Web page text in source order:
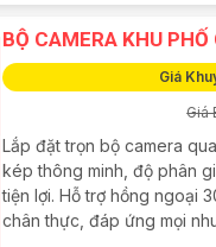
BỘ CAMERA KHU
Giá
Giá
Lắp đặt trọn bộ camera
kép thông minh, độ phân
tiện lợi. Hỗ trợ hồng ngoại
chân thực, đáp ứng mọi